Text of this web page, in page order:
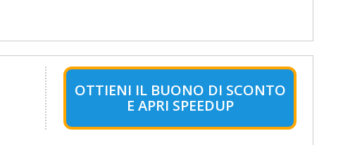
OTTIENI IL BUONO DI SCONTO
E APRI SPEEDUP